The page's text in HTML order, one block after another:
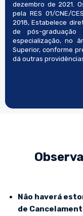
dezembro de 2021.
pela RES 01/CNE/
2018, Estabelece
de pós-
especialização, no
Superior, conforme
dá outras
Não haverá
de